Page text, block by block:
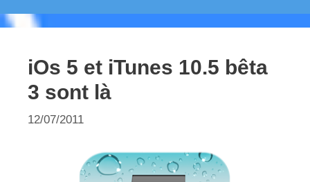
iOs 5 et iTunes 10.5 bêta
3 sont là
12/07/2011